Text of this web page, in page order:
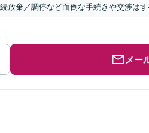
放棄／調停など面倒な手続きや交渉はす
メー